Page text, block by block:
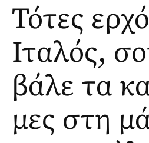
Τότες
Ιταλός,
βάλε τα
μες στη